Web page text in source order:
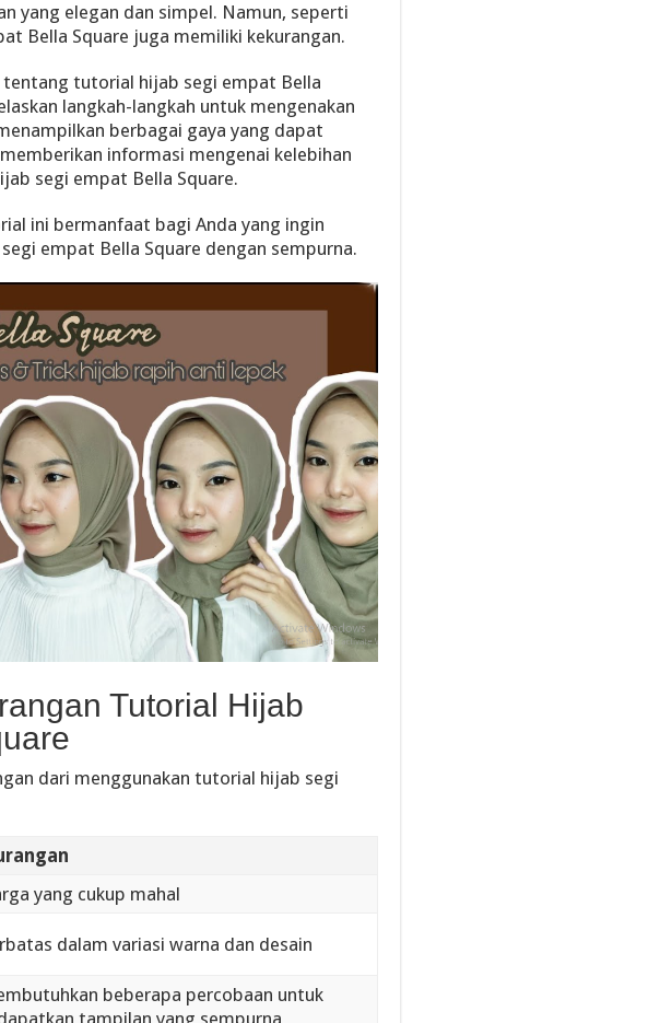
yang elegan dan simpel. Namun, seperti
Bella Square juga memiliki kekurangan.
tutorial hijab segi empat Bella
langkah-langkah untuk mengenakan
berbagai gaya yang dapat
informasi mengenai kelebihan
segi empat Bella Square.
ini bermanfaat bagi Anda yang ingin
empat Bella Square dengan sempurna.
Tutorial Hijab
dari menggunakan tutorial hijab segi
yang cukup mahal
dalam variasi warna dan desain
beberapa percobaan untuk
tampilan yang sempurna